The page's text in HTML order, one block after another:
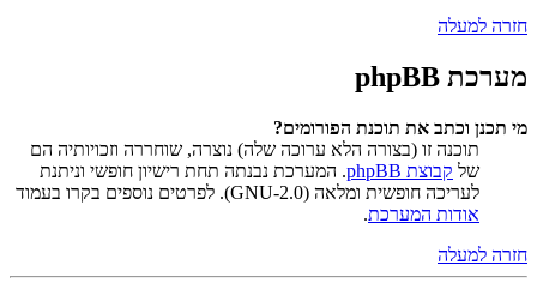
חזרה למעלה
מערכת phpBB
מי תכנן וכתב את תוכנת הפורומים?
תוכנה זו (בצורה הלא ערוכה שלה) נוצרה, שוחררה וזכויותיה הם
של קבוצת phpBB
. המערכת נבנתה תחת רישיון חופשי וניתנת
לעריכה חופשית ומלאה (GNU-2.0). לפרטים נוספים בקרו בעמוד
אודות המערכת.
חזרה למעלה